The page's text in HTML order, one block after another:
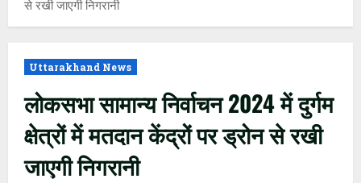
से रखी जाएगी निगरानी
Uttarakhand News
लोकसभा सामान्य निर्वाचन 2024 में दुर्गम
क्षेत्रों में मतदान केंद्रों पर ड्रोन से रखी
जाएगी निगरानी